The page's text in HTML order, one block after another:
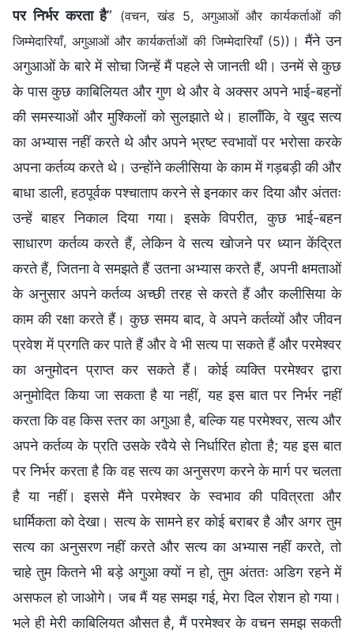
पर निर्भर करता है” (वचन, खंड 5, अगुआओं और कार्यकर्ताओं की
जिम्मेदारियाँ, अगुआओं और कार्यकर्ताओं की जिम्मेदारियाँ (5)) । मैंने उन
अगुआओं के बारे में सोचा जिन्हें मैं पहले से जानती थी। उनमें से कुछ
के पास कुछ काबिलियत और गुण थे और वे अक्सर अपने भाई-बहनों
की समस्याओं और मुश्किलों को सुलझाते थे। हालाँकि, वे खुद सत्य
का अभ्यास नहीं करते थे और अपने भ्रष्ट स्वभावों पर भरोसा करके
अपना कर्तव्य करते थे। उन्होंने कलीसिया के काम में गड़बड़ी की और
बाधा डाली, हठपूर्वक पश्चाताप करने से इनकार कर दिया और अंततः
उन्हें बाहर निकाल दिया गया। इसके विपरीत, कुछ भाई-बहन
साधारण कर्तव्य करते हैं, लेकिन वे सत्य खोजने पर ध्यान केंद्रित
करते हैं, जितना वे समझते हैं उतना अभ्यास करते हैं, अपनी क्षमताओं
के अनुसार अपने कर्तव्य अच्छी तरह से करते हैं और कलीसिया के
काम की रक्षा करते हैं। कुछ समय बाद, वे अपने कर्तव्यों और जीवन
प्रवेश में प्रगति कर पाते हैं और वे भी सत्य पा सकते हैं और परमेश्वर
का अनुमोदन प्राप्त कर सकते हैं। कोई व्यक्ति परमेश्वर द्वारा
अनुमोदित किया जा सकता है या नहीं, यह इस बात पर निर्भर नहीं
करता कि वह किस स्तर का अगुआ है, बल्कि यह परमेश्वर, सत्य और
अपने कर्तव्य के प्रति उसके रवैये से निर्धारित होता है; यह इस बात
पर निर्भर करता है कि वह सत्य का अनुसरण करने के मार्ग पर चलता
है या नहीं। इससे मैंने परमेश्वर के स्वभाव की पवित्रता और
धार्मिकता को देखा। सत्य के सामने हर कोई बराबर है और अगर तुम
सत्य का अनुसरण नहीं करते और सत्य का अभ्यास नहीं करते, तो
चाहे तुम कितने भी बड़े अगुआ क्यों न हो, तुम अंततः अडिग रहने में
असफल हो जाओगे। जब मैं यह समझ गई, मेरा दिल रोशन हो गया।
भले ही मेरी काबिलियत औसत है, मैं परमेश्वर के वचन समझ सकती